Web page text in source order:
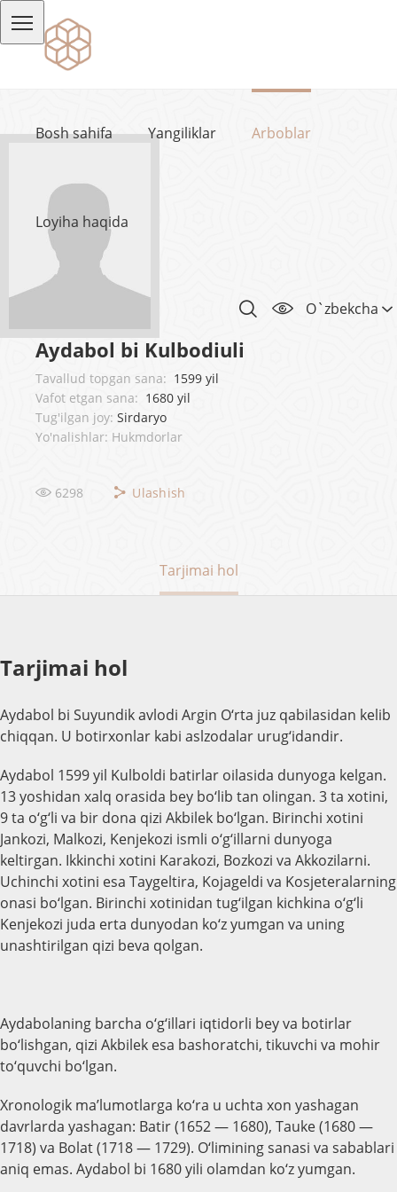
Bosh sahifa Yangiliklar Arboblar
Loyiha haqida
O`zbekcha
Aydabol bi Kulbodiuli
Tavallud topgan sana: 1599 yil
Vafot etgan sana: 1680 yil
Tug'ilgan joy: Sirdaryo
Yo'nalishlar: Hukmdorlar
6298 Ulashish
Tarjimai hol
Tarjimai hol
Aydabol bi Suyundik avlodi Argin O‘rta juz qabilasidan kelib
chiqqan. U botirxonlar kabi aslzodalar urug‘idandir.
Aydabol 1599 yil Kulboldi batirlar oilasida dunyoga kelgan.
13 yoshidan xalq orasida bey bo‘lib tan olingan. 3 ta xotini,
9 ta o‘g‘li va bir dona qizi Akbilek bo‘lgan. Birinchi xotini
Jankozi, Malkozi, Kenjekozi ismli o‘g‘illarni dunyoga
keltirgan. Ikkinchi xotini Karakozi, Bozkozi va Akkozilarni.
Uchinchi xotini esa Taygeltira, Kojageldi va Kosjeteralarning
onasi bo‘lgan. Birinchi xotinidan tug‘ilgan kichkina o‘g‘li
Kenjekozi juda erta dunyodan ko‘z yumgan va uning
unashtirilgan qizi beva qolgan.
Aydabolaning barcha o‘g‘illari iqtidorli bey va botirlar
bo‘lishgan, qizi Akbilek esa bashoratchi, tikuvchi va mohir
to‘quvchi bo‘lgan.
Xronologik ma’lumotlarga ko‘ra u uchta xon yashagan
davrlarda yashagan: Batir (1652 — 1680), Tauke (1680 —
1718) va Bolat (1718 — 1729). O‘limining sanasi va sabablari
aniq emas. Aydabol bi 1680 yili olamdan ko‘z yumgan.